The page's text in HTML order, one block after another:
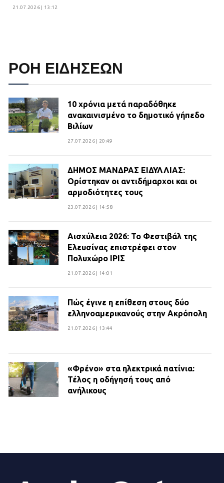
21.07.2026 | 13:12
ΡΟΗ ΕΙΔΗΣΕΩΝ
10 χρόνια μετά παραδόθηκε
ανακαινισμένο το δημοτικό γήπεδο
Βιλίων
27.07.2026 | 20:49
ΔΗΜΟΣ ΜΑΝΔΡΑΣ ΕΙΔΥΛΛΙΑΣ:
Ορίστηκαν οι αντιδήμαρχοι και οι
αρμοδιότητες τους
23.07.2026 | 14:58
Αισχύλεια 2026: Το Φεστιβάλ της
Ελευσίνας επιστρέφει στον
Πολυχώρο ΙΡΙΣ
21.07.2026 | 14:01
Πώς έγινε η επίθεση στους δύο
ελληνοαμερικανούς στην Ακρόπολη
21.07.2026 | 13:44
«Φρένο» στα ηλεκτρικά πατίνια:
Τέλος η οδήγησή τους από
ανήλικους